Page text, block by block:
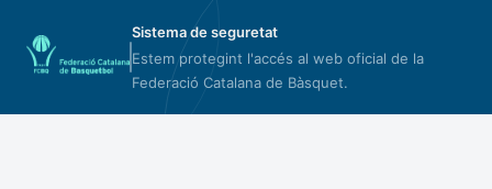
Sistema de seguretat
Estem protegint l'accés al web oficial de la
Federació Catalana de Bàsquet.